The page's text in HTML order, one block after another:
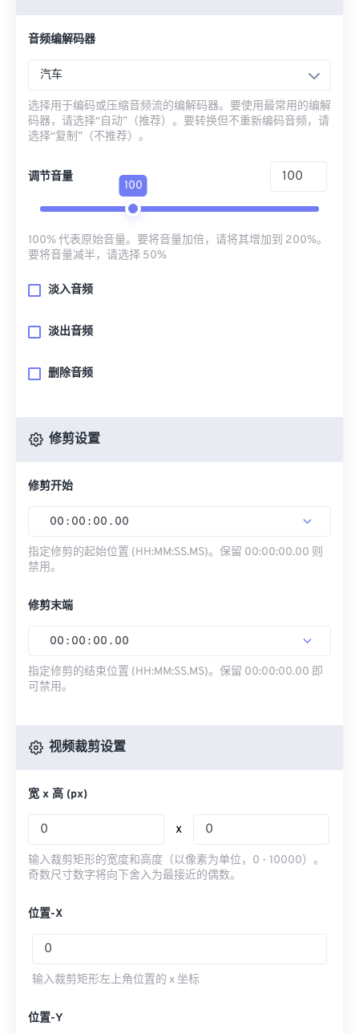
音频编解码器
汽车
选择用于编码或压缩音频流的编解码器。要使用最常用的编解
码器，请选择“自动”（推荐）。要转换但不重新编码音频，请
选择“复制”（不推荐）。
调节音量
100
100% 代表原始音量。要将音量加倍，请将其增加到 200%。
要将音量减半，请选择 50%
淡入音频
淡出音频
删除音频
修剪设置
修剪开始
00 : 00 : 00 . 00
指定修剪的起始位置 (HH:MM:SS.MS)。保留 00:00:00.00 则
禁用。
修剪末端
00 : 00 : 00 . 00
指定修剪的结束位置 (HH:MM:SS.MS)。保留 00:00:00.00 即
可禁用。
视频裁剪设置
宽 x 高 (px)
x
输入裁剪矩形的宽度和高度（以像素为单位，0 - 10000）。
奇数尺寸数字将向下舍入为最接近的偶数。
位置-X
输入裁剪矩形左上角位置的 x 坐标
位置-Y